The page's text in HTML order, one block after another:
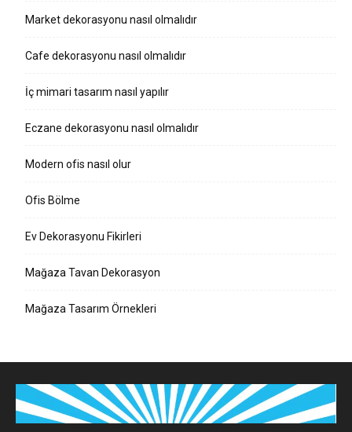
Market dekorasyonu nasıl olmalıdır
Cafe dekorasyonu nasıl olmalıdır
İç mimari tasarım nasıl yapılır
Eczane dekorasyonu nasıl olmalıdır
Modern ofis nasıl olur
Ofis Bölme
Ev Dekorasyonu Fikirleri
Mağaza Tavan Dekorasyon
Mağaza Tasarım Örnekleri